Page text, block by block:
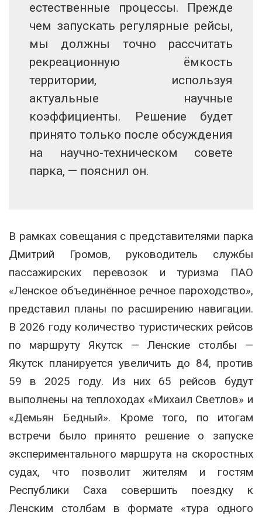
естественные процессы. Прежде
чем запускать регулярные рейсы,
мы должны точно рассчитать
рекреационную ёмкость
территории, используя
актуальные научные
коэффициенты. Решение будет
принято только после обсуждения
на научно-техническом совете
парка, — пояснил он.
В рамках совещания с представителями парка
Дмитрий Громов, руководитель службы
пассажирских перевозок и туризма ПАО
«Ленское объединённое речное пароходство»,
представил планы по расширению навигации.
В 2026 году количество туристических рейсов
по маршруту Якутск — Ленские столбы —
Якутск планируется увеличить до 84, против
59 в 2025 году. Из них 65 рейсов будут
выполнены на теплоходах «Михаил Светлов» и
«Демьян Бедный». Кроме того, по итогам
встречи было принято решение о запуске
экспериментального маршрута на скоростных
судах, что позволит жителям и гостям
Республики Саха совершить поездку к
Ленским столбам в формате «тура одного